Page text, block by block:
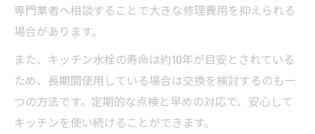
専門業者へ相談することで大きな修理費用を抑えられる
場合があります。
また、キッチン水栓の寿命は約10年が目安とされている
ため、長期間使用している場合は交換を検討するのも一
つの方法です。定期的な点検と早めの対応で、安心して
キッチンを使い続けることができます。